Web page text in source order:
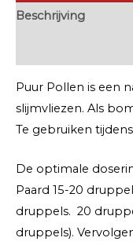
Beschrijving
Puur Pollen is een
slijmvliezen. Als
Te gebruiken
De optimale
Paard 15-20
druppels. 20
druppels).